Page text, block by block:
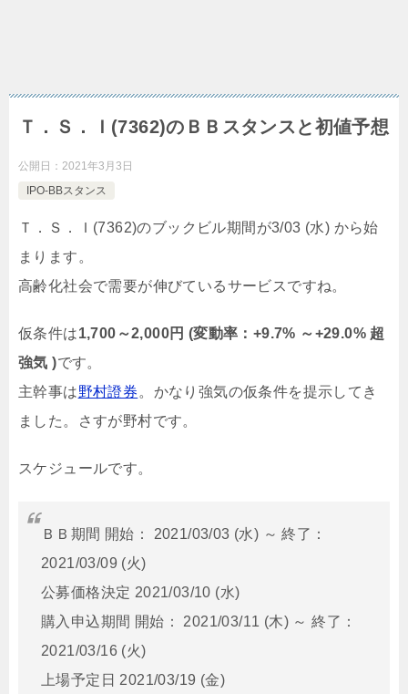
Ｔ．Ｓ．Ｉ(7362)のＢＢスタンスと初値予想
公開日： 2021年3月3日
IPO-BBスタンス
Ｔ．Ｓ．Ｉ(7362)のブックビル期間が3/03 (水) から始
まります。
高齢化社会で需要が伸びているサービスですね。
仮条件は1,700～2,000円 (変動率：+9.7% ～+29.0% 超
強気 )です。
主幹事は野村證券 。かなり強気の仮条件を提示してき
ました。さすが野村です。
スケジュールです。
ＢＢ期間 開始： 2021/03/03 (水) ～ 終了：
2021/03/09 (火)
公募価格決定 2021/03/10 (水)
購入申込期間 開始： 2021/03/11 (木) ～ 終了：
2021/03/16 (火)
上場予定日 2021/03/19 (金)